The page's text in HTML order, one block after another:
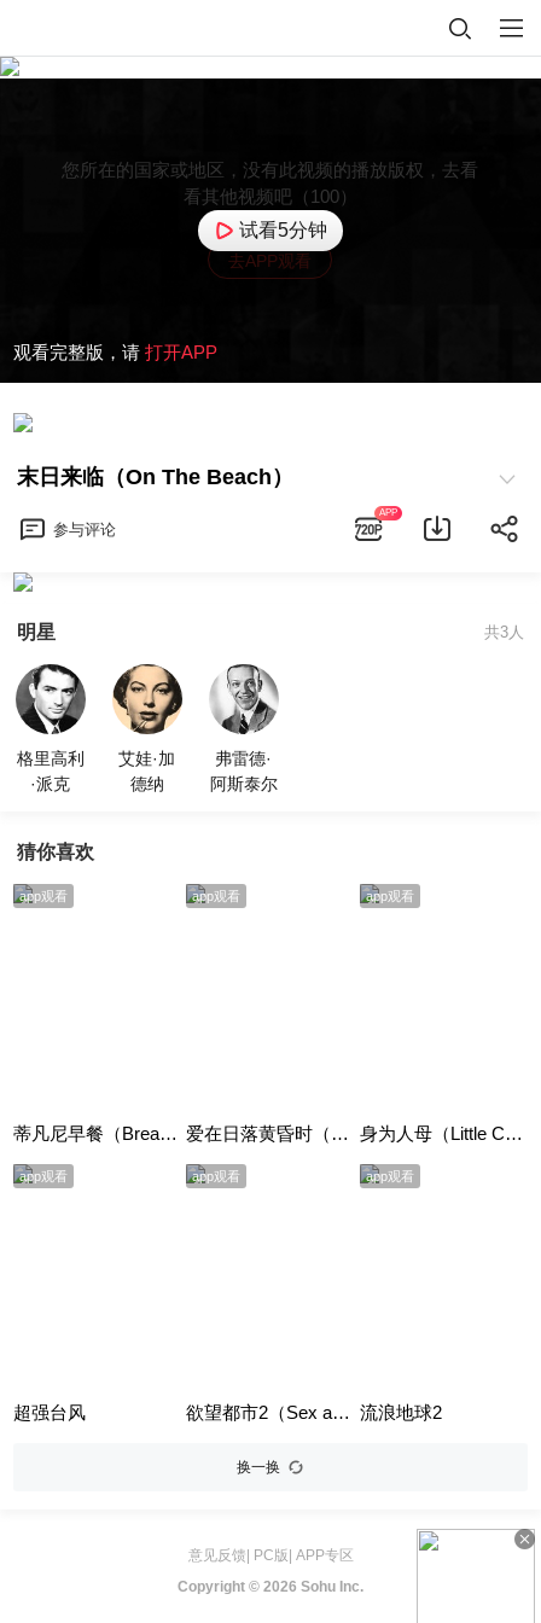
您所在的国家或地区，没有此视频的播放版权，去看
看其他视频吧（100）
去APP观看
试看5分钟
观看完整版，请 打开APP
末日来临（On The Beach）
参与评论
APP
明星 共3人
格里高利
·派克
艾娃·加
德纳
弗雷德·
阿斯泰尔
猜你喜欢
app观看
蒂凡尼早餐（Breakfast at Tiffany's）
app观看
爱在日落黄昏时（Before Sunset）
app观看
身为人母（Little Children）
app观看
超强台风
app观看
欲望都市2（Sex and the City 2）
app观看
流浪地球2
换一换
意见反馈 PC版 APP专区
Copyright © 2026 Sohu Inc.